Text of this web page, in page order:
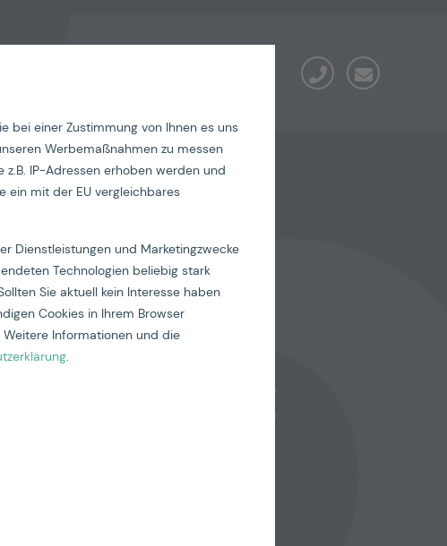
bei einer Zustimmung von Ihnen es uns
Werbemaßnahmen zu messen
IP-Adressen erhoben werden und
ein mit der EU vergleichbares
Dienstleistungen und Marketingzwecke
Technologien beliebig stark
Sie aktuell kein Interesse haben
Cookies in Ihrem Browser
Informationen und die
.